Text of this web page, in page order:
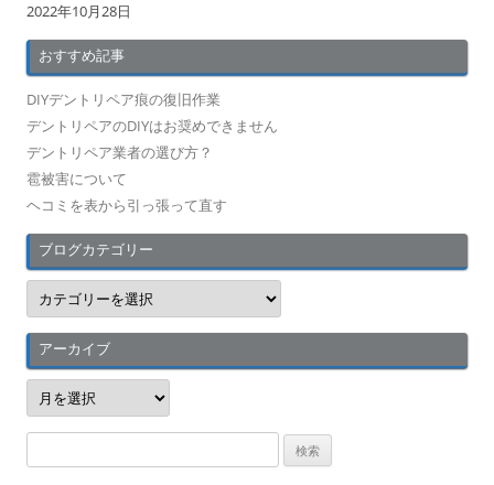
2022年10月28日
おすすめ記事
DIYデントリペア痕の復旧作業
デントリペアのDIYはお奨めできません
デントリペア業者の選び方？
雹被害について
ヘコミを表から引っ張って直す
ブログカテゴリー
ブ
ロ
グ
カ
テ
ゴ
リ
アーカイブ
ア
ー
カ
イ
索